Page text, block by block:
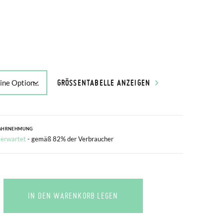
GRÖSSENTABELLE ANZEIGEN
erwartet - gemäß 82% der Verbraucher
IN DEN WARENKORB LEGEN